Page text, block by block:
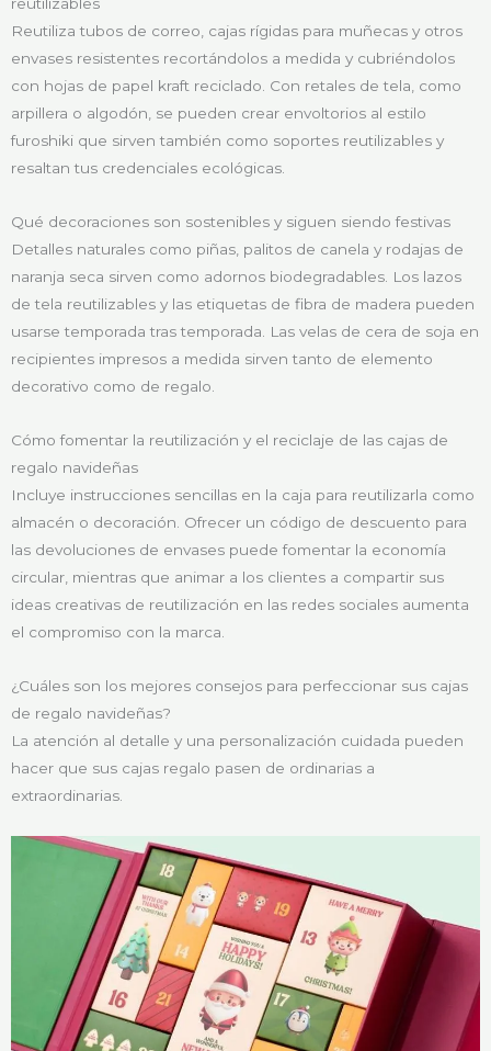
Reutiliza tubos de correo, cajas rígidas para muñecas y otros
envases resistentes recortándolos a medida y cubriéndolos
con hojas de papel kraft reciclado. Con retales de tela, como
arpillera o algodón, se pueden crear envoltorios al estilo
furoshiki que sirven también como soportes reutilizables y
resaltan tus credenciales ecológicas.
Qué decoraciones son sostenibles y siguen siendo festivas
Detalles naturales como piñas, palitos de canela y rodajas de
naranja seca sirven como adornos biodegradables. Los lazos
de tela reutilizables y las etiquetas de fibra de madera pueden
usarse temporada tras temporada. Las velas de cera de soja en
recipientes impresos a medida sirven tanto de elemento
decorativo como de regalo.
Cómo fomentar la reutilización y el reciclaje de las cajas de
regalo navideñas
Incluye instrucciones sencillas en la caja para reutilizarla como
almacén o decoración. Ofrecer un código de descuento para
las devoluciones de envases puede fomentar la economía
circular, mientras que animar a los clientes a compartir sus
ideas creativas de reutilización en las redes sociales aumenta
el compromiso con la marca.
¿Cuáles son los mejores consejos para perfeccionar sus cajas
de regalo navideñas?
La atención al detalle y una personalización cuidada pueden
hacer que sus cajas regalo pasen de ordinarias a
extraordinarias.